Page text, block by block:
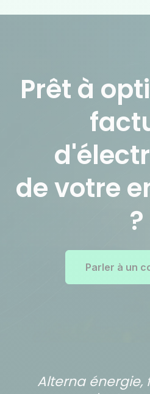
Prêt à
de votre
?
Parler à un
Alterna énergie,